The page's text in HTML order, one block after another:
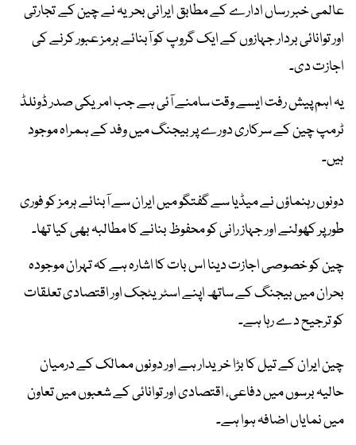
عالمی خبر رساں ادارے کے مطابق ایرانی بحریہ نے چین کے تجارتی
اور توانائی بردار جہازوں کے ایک گروپ کو آبنائے ہرمز عبور کرنے کی
اجازت دی۔
یہ اہم پیش رفت ایسے وقت سامنے آئی ہے جب امریکی صدر ڈونلڈ
ٹرمپ چین کے سرکاری دورے پر بیجنگ میں وفد کے ہمراہ موجود
ہیں۔
دونوں رہنماؤں نے میڈیا سے گفتگو میں ایران سے آبنائے ہرمز کو فوری
طور پر کھولنے اور جہاز رانی کو محفوظ بنانے کا مطالبہ بھی کیا تھا۔
چین کو خصوصی اجازت دینا اس بات کا اشارہ ہے کہ تہران موجودہ
بحران میں بیجنگ کے ساتھ اپنے اسٹریٹجک اور اقتصادی تعلقات
کو ترجیح دے رہا ہے۔
چین ایران کے تیل کا بڑا خریدار ہے اور دونوں ممالک کے درمیان
حالیہ برسوں میں دفاعی، اقتصادی اور توانائی کے شعبوں میں تعاون
میں نمایاں اضافہ ہوا ہے۔